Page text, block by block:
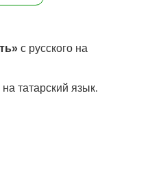
с русского на
татарский язык.